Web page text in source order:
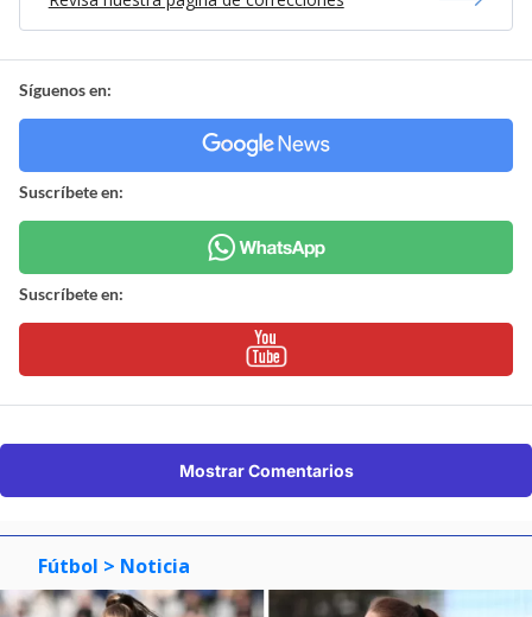
Síguenos en:
Suscríbete en:
Suscríbete en:
Mostrar Comentarios
Fútbol > Noticia